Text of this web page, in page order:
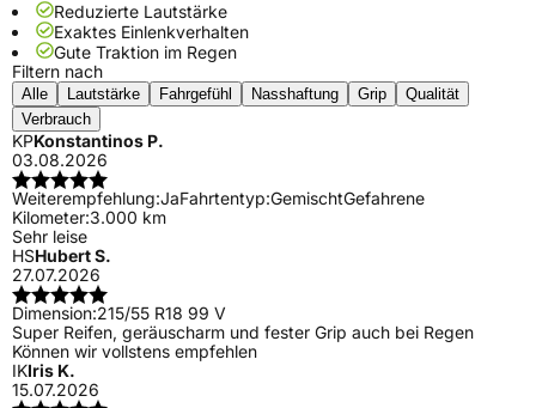
Reduzierte Lautstärke
Exaktes Einlenkverhalten
Gute Traktion im Regen
Filtern nach
Alle Lautstärke Fahrgefühl Nasshaftung Grip
Qualität
Verbrauch
KPKonstantinos P.
03.08.2026
Weiterempfehlung:JaFahrtentyp:GemischtGefahrene
Kilometer:3.000 km
Sehr leise
HSHubert S.
27.07.2026
Dimension:215/55 R18 99 V
Super Reifen, geräuscharm und fester Grip auch bei Regen
Können wir vollstens empfehlen
IKIris K.
15.07.2026